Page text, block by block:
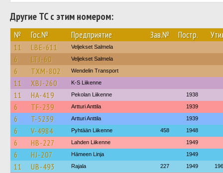
Другие ТС с этим номером:
№ Гос.№ Предприятие Зав.№ Постр.
11 LBE-611 Veljekset Salmela
6 LTJ-60 Veljekset Salmela
6 TXM-802 Wendelin Transport
11 XBJ-260 K-S Liikenne
11 HA-419 Pekolan Liikenne 1938
6 TF-239 Artturi Anttila 1939
6 T-5239 Artturi Anttila 1939
6 V-4984 Pyhtään Liikenne 458 1948
6 HB-227 Lahden Liikenne 1949
6 HJ-207 Hämeen Linja 1949
11 UB-493 Rajala 227 1949